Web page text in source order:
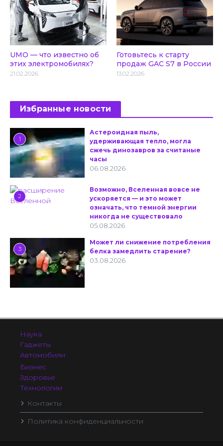
UMO — что известно об
этих электромобилях?
21.02.2026
Готовьтесь к старту
продаж GAC S7 в России
13.02.2026
Избранные новости
1
Астероидная пыль,
удерживающая тепло, могла
сжечь динозавров за считаные
часы
06.08.2026
2
Возможно, Вселенная вовсе не
ускоряется — и это может
означать, что темной энергии
никогда не существовало
05.08.2026
3
Может ли снижение потребления
белка замедлить старение?
03.08.2026
Наука
Гаджеты
Автомобили
Бизнес
Здоровье
Технологии
Контакты
Политика конфиденциальности